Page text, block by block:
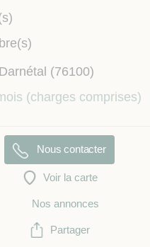
(76100)
(charges comprises)
Nous contacter
Voir la carte
Nos annonces
Partager